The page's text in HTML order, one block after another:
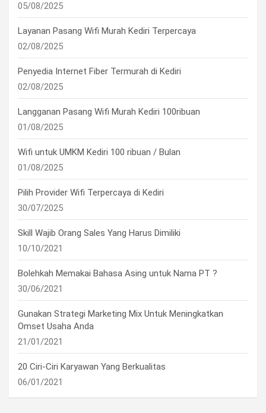
05/08/2025
Layanan Pasang Wifi Murah Kediri Terpercaya
02/08/2025
Penyedia Internet Fiber Termurah di Kediri
02/08/2025
Langganan Pasang Wifi Murah Kediri 100ribuan
01/08/2025
Wifi untuk UMKM Kediri 100 ribuan / Bulan
01/08/2025
Pilih Provider Wifi Terpercaya di Kediri
30/07/2025
Skill Wajib Orang Sales Yang Harus Dimiliki
10/10/2021
Bolehkah Memakai Bahasa Asing untuk Nama PT ?
30/06/2021
Gunakan Strategi Marketing Mix Untuk Meningkatkan
Omset Usaha Anda
21/01/2021
20 Ciri-Ciri Karyawan Yang Berkualitas
06/01/2021